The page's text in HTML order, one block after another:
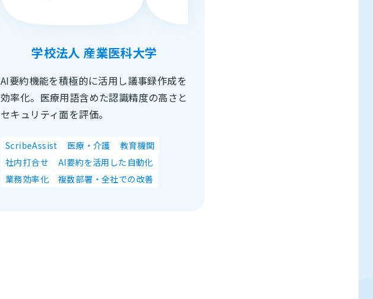
学校法人 産業医科大学
AI要約機能を積極的に活用し議事録作成を
効率化。医療用語含めた認識精度の高さと
セキュリティ面を評価。
ScribeAssist 医療・介護
教育機関
社内打合せ
AI要約を活用した自動化
業務効率化
複数部署・全社での改善